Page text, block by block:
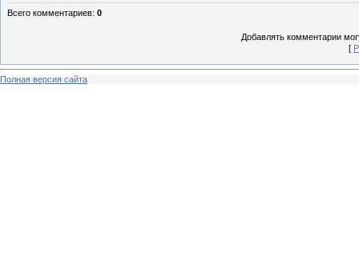
Всего комментариев: 0
Добавлять комментарии
[
Полная версия сайта